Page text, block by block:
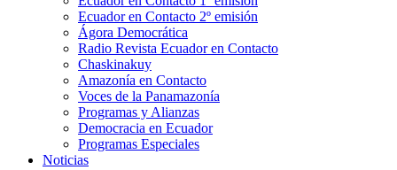
Ecuador en Contacto 2º emisión
Ágora Democrática
Radio Revista Ecuador en Contacto
Chaskinakuy
Amazonía en Contacto
Voces de la Panamazonía
Programas y Alianzas
Democracia en Ecuador
Programas Especiales
Noticias